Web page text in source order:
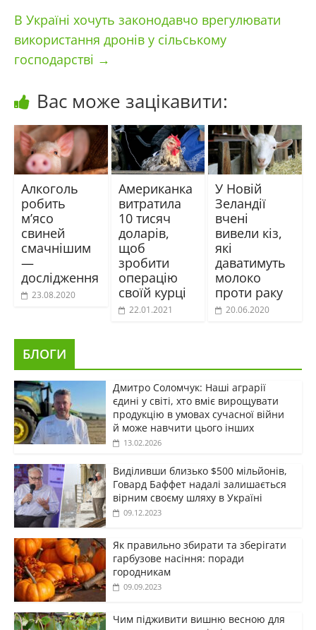
В Україні хочуть законодавчо врегулювати
використання дронів у сільському
господарстві →
Вас може зацікавити:
Алкоголь
робить
м’ясо
свиней
смачнішим
—
дослідження
23.08.2020
Американка
витратила
10 тисяч
доларів,
щоб
зробити
операцію
своїй курці
22.01.2021
У Новій
Зеландії
вчені
вивели кіз,
які
даватимуть
молоко
проти раку
20.06.2020
БЛОГИ
Дмитро Соломчук: Наші аграрії
єдині у світі, хто вміє вирощувати
продукцію в умовах сучасної війни
й може навчити цього інших
13.02.2026
Виділивши близько $500 мільйонів,
Говард Баффет надалі залишається
вірним своєму шляху в Україні
09.12.2023
Як правильно збирати та зберігати
гарбузове насіння: поради
городникам
09.09.2023
Чим підживити вишню весною для